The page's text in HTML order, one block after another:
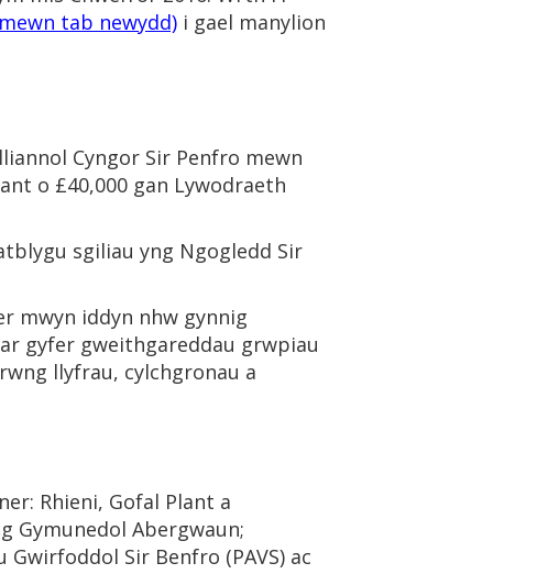
tab newydd) i gael manylion
Cyngor Sir Penfro mewn
o £40,000 gan Lywodraeth
sgiliau yng Ngogledd Sir
mwyn iddyn nhw gynnig
gyfer gweithgareddau grwpiau
llyfrau, cylchgronau a
Rhieni, Gofal Plant a
Gymunedol Abergwaun;
Sir Benfro (PAVS) ac